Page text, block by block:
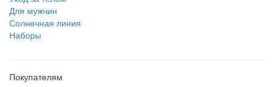
Для мужчин
Солнечная линия
Наборы
Покупателям